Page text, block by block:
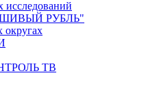
исследований
РУБЛЬ"
округах
ТВ